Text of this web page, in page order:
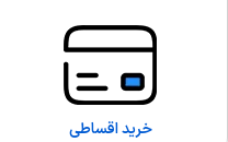
خرید اقساطی